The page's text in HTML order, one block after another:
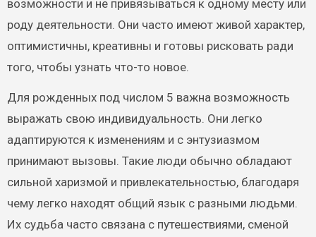
возможности и не привязываться к одному месту или
роду деятельности. Они часто имеют живой характер,
оптимистичны, креативны и готовы рисковать ради
того, чтобы узнать что-то новое.
Для рожденных под числом 5 важна возможность
выражать свою индивидуальность. Они легко
адаптируются к изменениям и с энтузиазмом
принимают вызовы. Такие люди обычно обладают
сильной харизмой и привлекательностью, благодаря
чему легко находят общий язык с разными людьми.
Их судьба часто связана с путешествиями, сменой